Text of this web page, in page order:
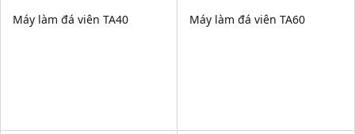
Máy làm đá viên TA40 Máy làm đá viên TA60